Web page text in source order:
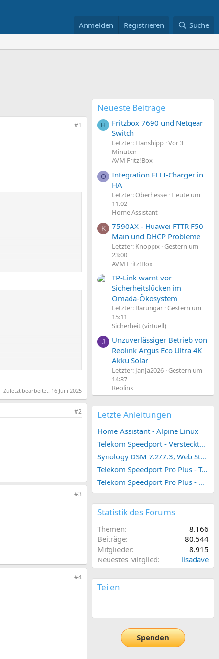
Anmelden Registrieren Suche
#1
Zuletzt bearbeitet: 16 Juni 2025
#2
#3
#4
Neueste Beiträge
H
Fritzbox 7690 und Netgear
Switch
Letzter: Hanshipp Vor 3
Minuten
AVM Fritz!Box
O
Integration ELLI-Charger in
HA
Letzter: Oberhesse Heute um
11:02
Home Assistant
K
7590AX - Huawei FTTR F50
Main und DHCP Probleme
Letzter: Knoppix Gestern um
23:00
AVM Fritz!Box
TP-Link warnt vor
Sicherheitslücken im
Omada-Ökosystem
Letzter: Barungar Gestern um
15:11
Sicherheit (virtuell)
J
Unzuverlässiger Betrieb von
Reolink Argus Eco Ultra 4K
Akku Solar
Letzter: JanJa2026 Gestern um
14:37
Reolink
Letzte Anleitungen
Home Assistant - Alpine Linux
Telekom Speedport - Versteckte Konfigurationen
Synology DSM 7.2/7.3, Web Station 4, Webdienst und Webportal erstellen (ehemals vHost)
Telekom Speedport Pro Plus - Telefonie einrichten
Telekom Speedport Pro Plus - Netzwerk einrichten
Statistik des Forums
Themen
8.166
Beiträge
80.544
Mitglieder
8.915
Neuestes Mitglied
lisadave
Teilen
Spenden